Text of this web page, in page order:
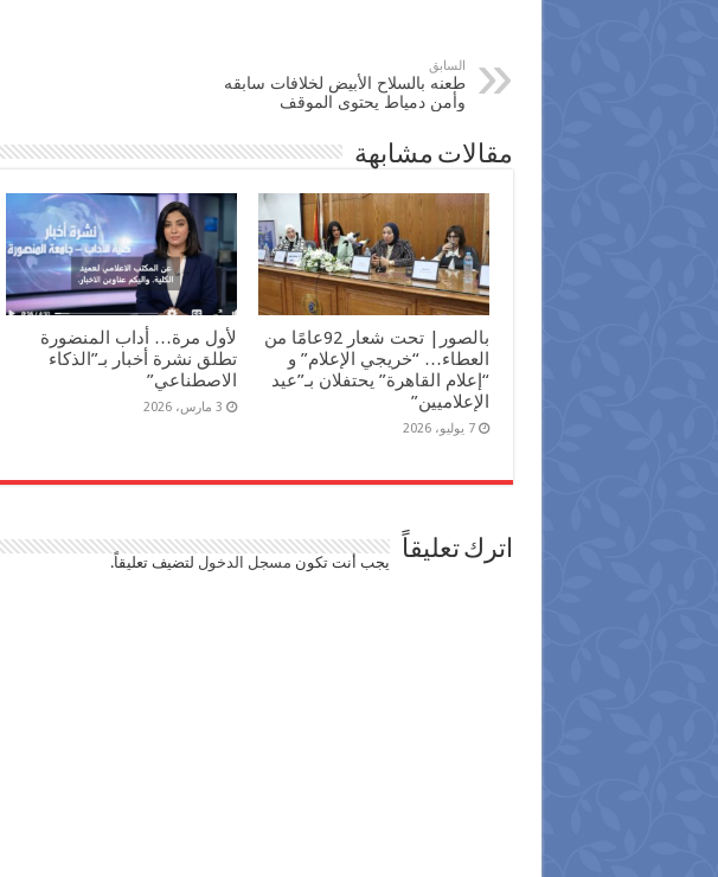
السابق
طعنه بالسلاح الأبيض لخلافات سابقه
وأمن دمياط يحتوى الموقف
مقالات مشابهة
بالصور| تحت شعار 92عامًا من
العطاء… “خريجي الإعلام” و
“إعلام القاهرة” يحتفلان بـ”عيد
الإعلاميين”
7 يوليو، 2026
لأول مرة… أداب المنضورة
تطلق نشرة أخبار بـ”الذكاء
الاصطناعي”
3 مارس، 2026
اترك تعليقاً يجب أنت تكون مسجل الدخول لتضيف تعليقاً.